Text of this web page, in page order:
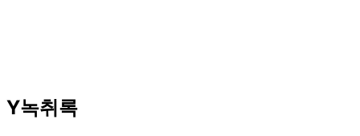
Y녹취록